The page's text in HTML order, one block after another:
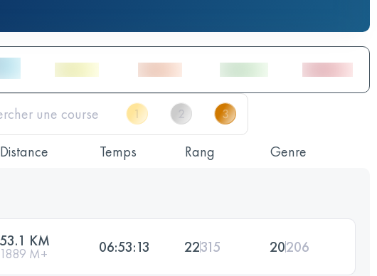
Distance Temps Rang Genre
53.1 KM
1889 M+ 06:53:13 22315 20206